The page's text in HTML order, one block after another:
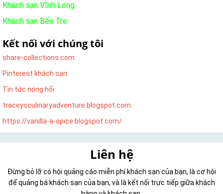
Khách sạn Vĩnh Long
Khách sạn Bến Tre
Kết nối với chúng tôi
share-collections.com
Pinterest khách sạn
Tin tức nóng hổi
traceysculinaryadventure.blogspot.com
https://vanilla-a-spice.blogspot.com/
Liên hệ
Đừng bỏ lỡ có hội quảng cáo miễn phí khách sạn của bạn, là cơ hội
để quảng bá khách sạn của bạn, và là kết nối trực tiếp giữa khách